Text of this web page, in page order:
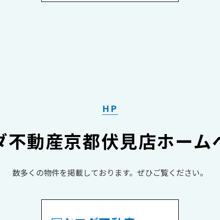
HP
不動産京都伏見店ホーム
数多くの物件を掲載しております。​​​​​​​ぜひご覧ください。